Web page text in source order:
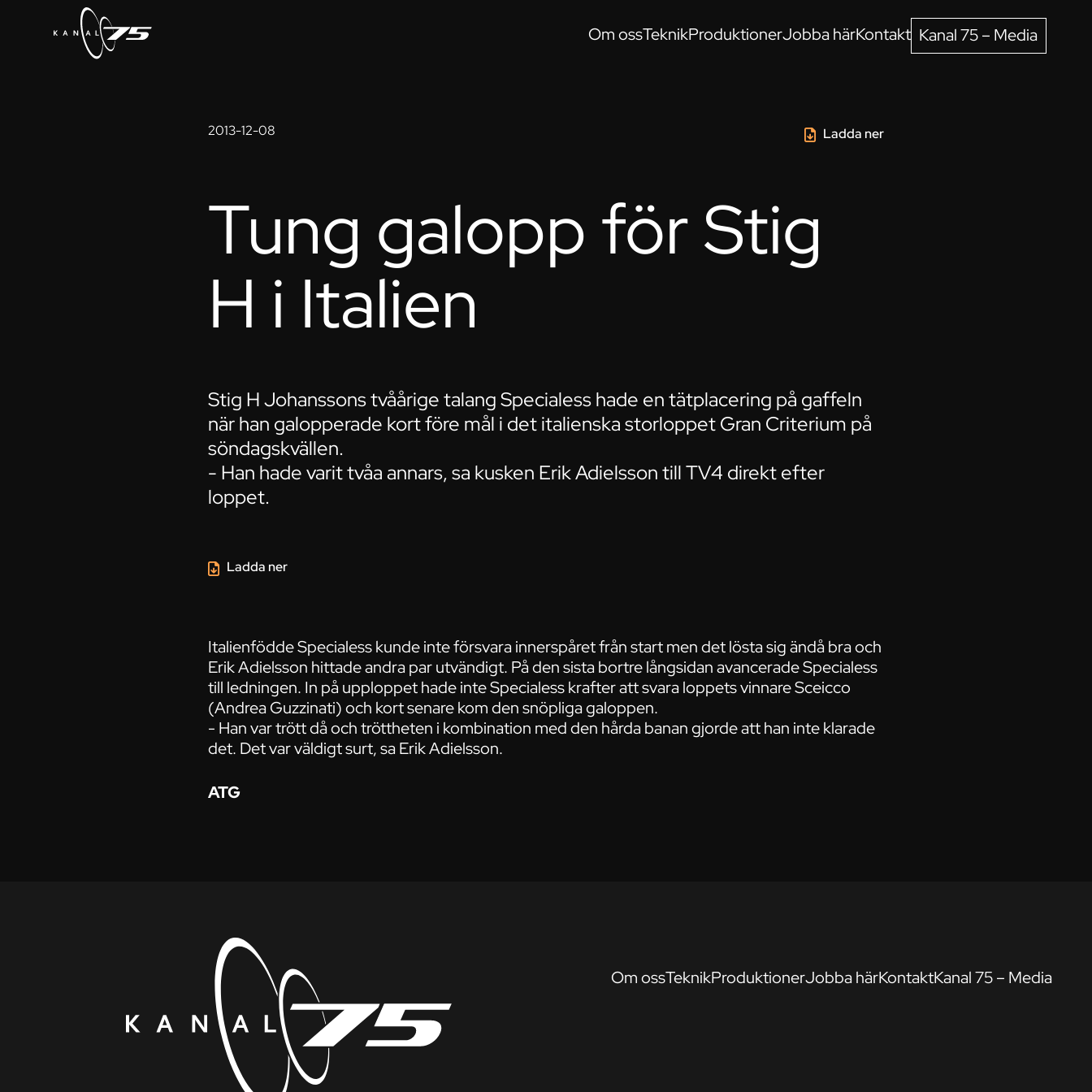
Om ossTeknikProduktionerJobba härKontakt Kanal 75 – Media
2013-12-08 Ladda ner
Tung galopp för Stig
H i Italien
Stig H Johanssons tvåårige talang Specialess hade en tätplacering på gaffeln
när han galopperade kort före mål i det italienska storloppet Gran Criterium på
söndagskvällen.
- Han hade varit tvåa annars, sa kusken Erik Adielsson till TV4 direkt efter
loppet.
Italienfödde Specialess kunde inte försvara innerspåret från start men det lösta sig ändå bra och
Erik Adielsson hittade andra par utvändigt. På den sista bortre långsidan avancerade Specialess
till ledningen. In på upploppet hade inte Specialess krafter att svara loppets vinnare Sceicco
(Andrea Guzzinati) och kort senare kom den snöpliga galoppen.
- Han var trött då och tröttheten i kombination med den hårda banan gjorde att han inte klarade
det. Det var väldigt surt, sa Erik Adielsson.
Ladda ner
ATG
Om ossTeknikProduktionerJobba härKontaktKanal 75 – Media